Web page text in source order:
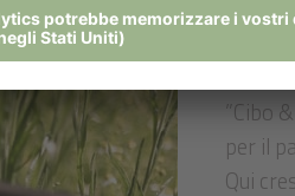
”Cibo
per il
Qui